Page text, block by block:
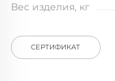
Вес изделия, кг
СЕРТИФИКАТ